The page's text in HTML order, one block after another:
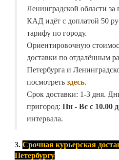
Ленинградской области
КАД идёт с доплатой 50
тарифу по городу.
Ориентировочную
доставки по отдалённым
Петербурга и
посмотреть здесь.
Срок доставки: 1-3 дня.
пригород: Пн - Вс с 10.00
интервала.
3. Срочная курьерская
Петербургу